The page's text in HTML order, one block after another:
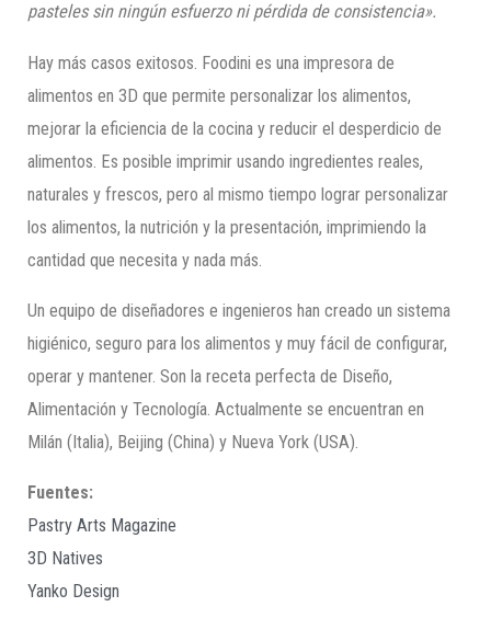
pasteles sin ningún esfuerzo ni pérdida de consistencia».
Hay más casos exitosos. Foodini es una impresora de
alimentos en 3D que permite personalizar los alimentos,
mejorar la eficiencia de la cocina y reducir el desperdicio de
alimentos. Es posible imprimir usando ingredientes reales,
naturales y frescos, pero al mismo tiempo lograr personalizar
los alimentos, la nutrición y la presentación, imprimiendo la
cantidad que necesita y nada más.
Un equipo de diseñadores e ingenieros han creado un sistema
higiénico, seguro para los alimentos y muy fácil de configurar,
operar y mantener. Son la receta perfecta de Diseño,
Alimentación y Tecnología. Actualmente se encuentran en
Milán (Italia), Beijing (China) y Nueva York (USA).
Fuentes:
Pastry Arts Magazine
3D Natives
Yanko Design